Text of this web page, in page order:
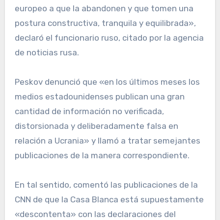
europeo a que la abandonen y que tomen una
postura constructiva, tranquila y equilibrada»,
declaró el funcionario ruso, citado por la agencia
de noticias rusa.
Peskov denunció que «en los últimos meses los
medios estadounidenses publican una gran
cantidad de información no verificada,
distorsionada y deliberadamente falsa en
relación a Ucrania» y llamó a tratar semejantes
publicaciones de la manera correspondiente.
En tal sentido, comentó las publicaciones de la
CNN de que la Casa Blanca está supuestamente
«descontenta» con las declaraciones del